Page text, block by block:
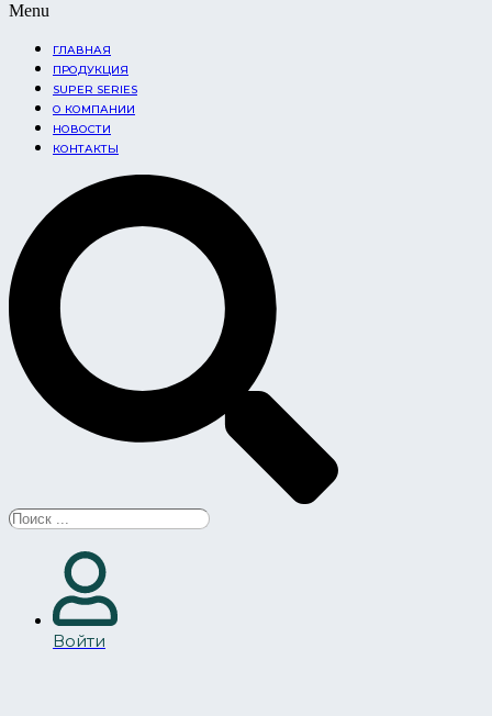
Menu
ГЛАВНАЯ
ПРОДУКЦИЯ
SUPER SERIES
О КОМПАНИИ
НОВОСТИ
КОНТАКТЫ
Search
Войти